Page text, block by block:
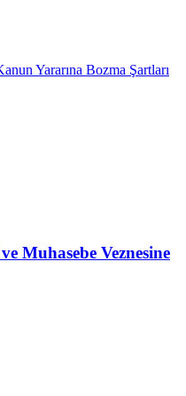
Yararına Bozma Şartları
Muhasebe Veznesine